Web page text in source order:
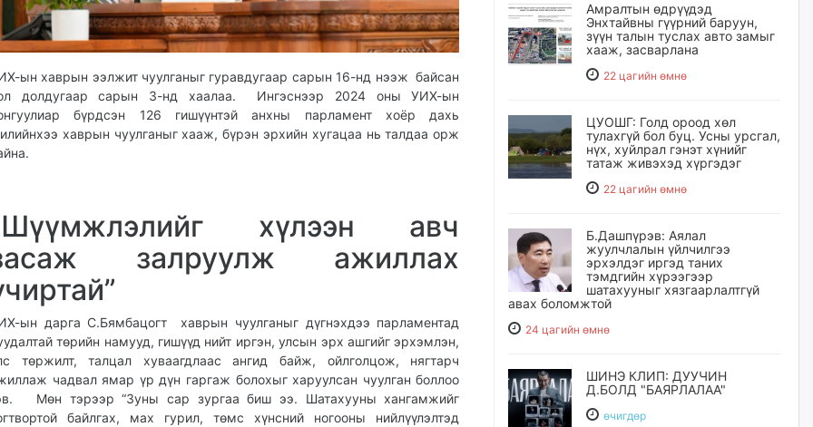
ын хаврын ээлжит чуулганыг гуравдугаар сарын 16-нд нээж байсан
долдугаар сарын 3-нд хаалаа. Ингэснээр 2024 оны УИХ-ын
бүрдсэн 126 гишүүнтэй анхны парламент хоёр дахь
хаврын чуулганыг хааж, бүрэн эрхийн хугацаа нь талдаа орж
хүлээн авч
залруулж ажиллах
ын дарга С.Бямбацогт хаврын чуулганыг дүгнэхдээ парламентад
төрийн намууд, гишүүд нийт иргэн, улсын эрх ашгийг эрхэмлэн,
төржилт, талцал хуваагдлаас ангид байж, ойлголцож, нягтарч
чадвал ямар үр дүн гаргаж болохыг харуулсан чуулган боллоо
Мөн тэрээр “Зуны сар зургаа биш ээ. Шатахууны хангамжийг
байлгах, мах гурил, төмс хүнсний ногооны нийлүүлэлтэд
Амралтын өдрүүдэд
Энхтайвны гүүрний баруун,
зүүн талын туслах авто замыг
хааж, засварлана
22 цагийн өмнө
ЦУОШГ: Голд ороод хөл
тулахгүй бол буц. Усны урсгал,
нүх, хуйлрал гэнэт хүнийг
татаж живэхэд хүргэдэг
22 цагийн өмнө
Б.Дашпүрэв: Аялал
жуулчлалын үйлчилгээ
эрхэлдэг иргэд таних
тэмдгийн хүрээгээр
шатахууныг хязгаарлалтгүй
авах боломжтой
24 цагийн өмнө
ШИНЭ КЛИП: ДУУЧИН
Д.БОЛД "БАЯРЛАЛАА"
өчигдѳр